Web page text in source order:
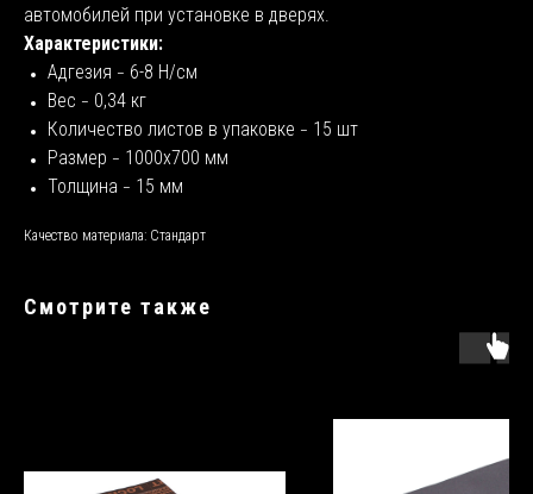
автомобилей при установке в дверях.
Характеристики:
Адгезия – 6-8 Н/см
Вес – 0,34 кг
Количество листов в упаковке – 15 шт
Размер – 1000х700 мм
Толщина – 15 мм
Качество материала: Стандарт
Смотрите также